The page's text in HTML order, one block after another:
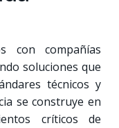
con compañías
soluciones que
técnicos y
se construye en
críticos de